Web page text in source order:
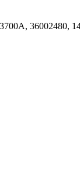
36002480,